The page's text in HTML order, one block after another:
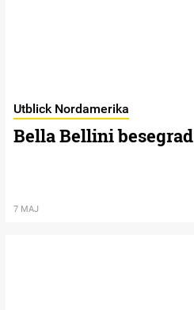
Utblick Nordamerika
Bella Bellini besegrad
7 MAJ